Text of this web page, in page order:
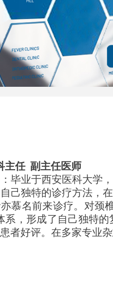
主任 副主任医师
毕业于西安医科大学
己独特的诊疗方法，
慕名前来诊疗。对颈
系，形成了自己独特
者好评。在多家专业